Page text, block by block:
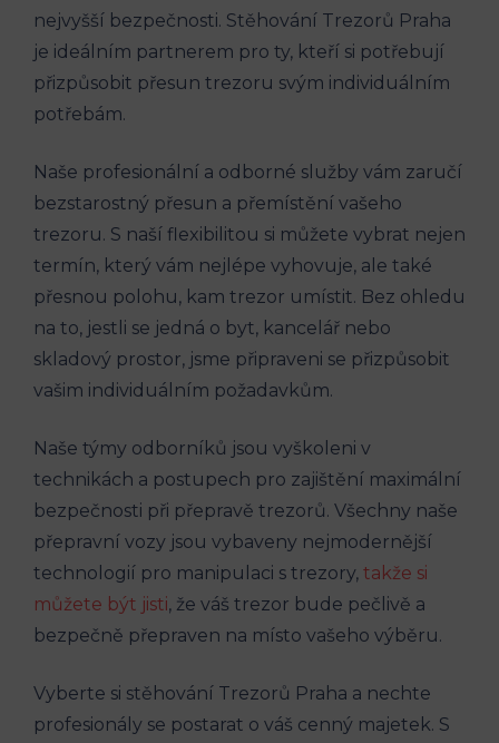
nejvyšší bezpečnosti. Stěhování Trezorů Praha
je ideálním partnerem pro ty, kteří si potřebují
přizpůsobit přesun trezoru svým individuálním
potřebám.
Naše profesionální a odborné služby vám zaručí
bezstarostný přesun a přemístění vašeho
trezoru. S naší flexibilitou si můžete vybrat nejen
termín, který vám nejlépe vyhovuje, ale také
přesnou polohu, kam trezor umístit. Bez ohledu
na to, jestli se jedná o byt, kancelář nebo
skladový prostor, jsme připraveni se přizpůsobit
vašim individuálním požadavkům.
Naše týmy odborníků jsou vyškoleni v
technikách a postupech pro zajištění maximální
bezpečnosti při přepravě trezorů. Všechny naše
přepravní vozy jsou vybaveny nejmodernější
technologií pro manipulaci s trezory, takže si
můžete být jisti, že váš trezor bude pečlivě a
bezpečně přepraven na místo vašeho výběru.
Vyberte si stěhování Trezorů Praha a nechte
profesionály se postarat o váš cenný majetek. S